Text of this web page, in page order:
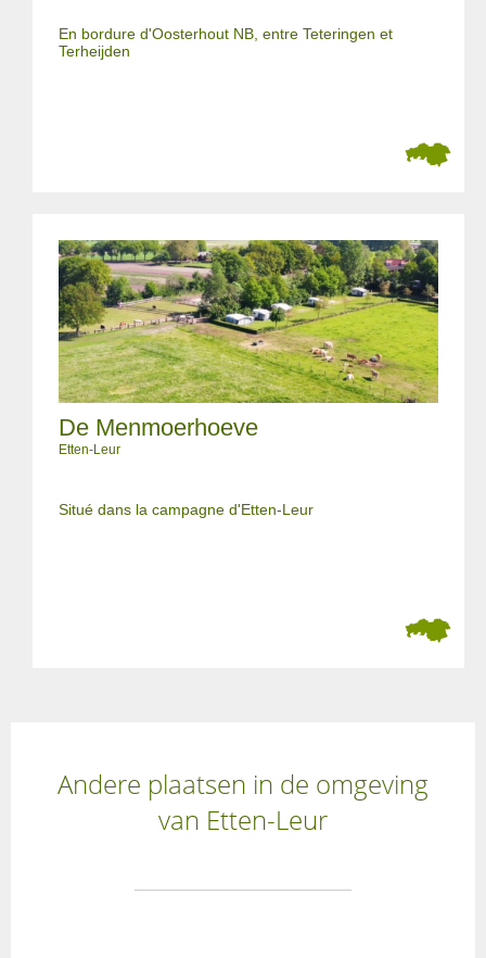
En bordure d'Oosterhout NB, entre Teteringen et
Terheijden
De Menmoerhoeve
Etten-Leur
Situé dans la campagne d'Etten-Leur
Andere plaatsen in de omgeving
van Etten-Leur